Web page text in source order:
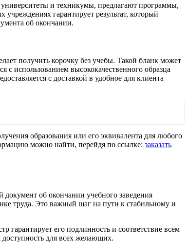
и техникумы, предлагают программы,
гарантирует результат, который
об окончании.
получить корочку без учебы. Такой бланк может
использованием высококачественного образца
с доставкой в удобное для клиента
образования или его эквивалента для любого
можно найти, перейдя по ссылке: заказать
об окончании учебного заведения
труда. Это важный шаг на пути к стабильному и
гарантирует его подлинность и соответствие всем
для всех желающих.